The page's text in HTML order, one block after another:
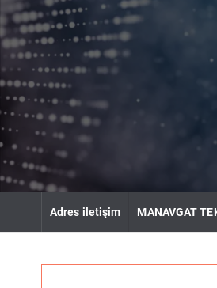
k
t
c
o
n
e
Adres iletişim MANAVGAT